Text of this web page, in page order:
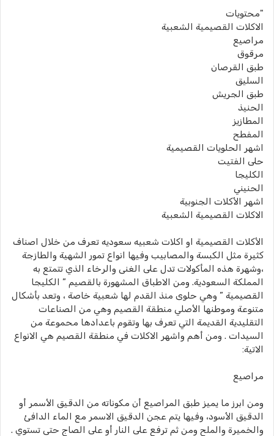
"محتويات
الاكلات القصيمية الشعبية
مراصيع
مرقوق
طبق القرصان
السليق
طبق الجريش
الحنيذ
المطازيز
المفطح
اشهر الحلويات القصيمية
حلى الفتيت
الكليجا
الحنيني
اشهر الأكلات الجنوبية
الاكلات القصيمية الشعبية
الأكلات القصيمية او اكلات شعبيه سعوديه تعرف من خلال اصناف
كثيرة مثل الكبسة والمصابيب وفيها انواع تمور الشهية والطازجة
،وشهرة هذه المأكولات تدل على الغنى والرخاء الذي تتمتع به
المملكة السعودية. ومن الاطباق المشهورة بالقصيم ” الكليجا
القصيمية ” وهي حلوى منذ القدم لها شعبية خاصة ، وتعد بأشكال
متنوعة وموطنها الأصلي منطقة القصيم وهي من الصناعات
التقليدية القديمة التي تعرف بها وتقوم باعدادها محموعة من
السيدات . ومن أهم واشهر الاكلات في منطقة القصيم هي الانواع
الاتية:
مراصيع
ومن ابرز ما يميز طبق المراصيع أن مكوناته من الدقيق الأسمر أو
الدقيق الأسود، وفيها يتم عجن الدقيق الاسمر مع الماء الدافئ
والخميرة والملح ومن ثم ترفع على النار أو على الصاج حتى تستوي .